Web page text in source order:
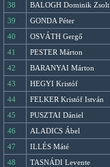
38
BALOGH Dominik Zsolt
39
GONDA Péter
40
OSVÁTH Gergő
41
PESTER Márton
42
BARANYAI Márton
43
HEGYI Kristóf
44
FELKER Kristóf István
45
PUSZTAI Dániel
46
ALADICS Ábel
47
ILLÉS Máté
48
TASNÁDI Levente